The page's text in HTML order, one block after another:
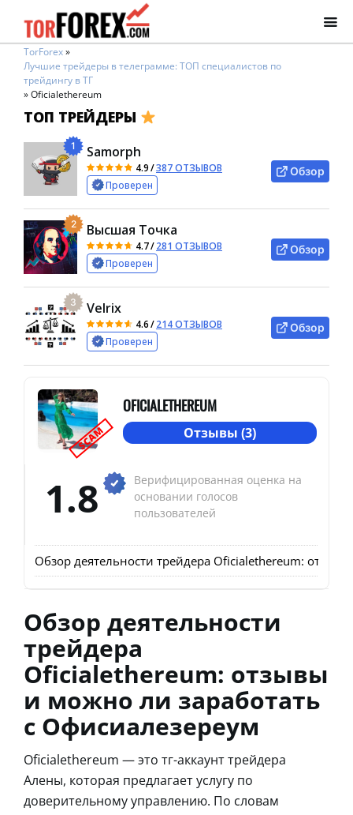
TorForex»
Лучшие трейдеры в телеграмме: ТОП специалистов по
трейдингу в ТГ
»Oficialethereum
ТОП ТРЕЙДЕРЫ
1 Samorph
4.9/387 ОТЗЫВОВ
Проверен
Обзор
2 Высшая Точка
4.7/281 ОТЗЫВОВ
Проверен
Обзор
3 Velrix
4.6/214 ОТЗЫВОВ
Проверен
Обзор
SCAM
OFICIALETHEREUM
Отзывы (3)
1.8
Верифицированная оценка на
основании голосов
пользователей
Обзор деятельности трейдера Oficialethereum:
Обзор деятельности
трейдера
Oficialethereum: отзывы
и можно ли заработать
с Офисиалезереум
Oficialethereum — это тг-аккаунт трейдера
Алены, которая предлагает услугу по
доверительному управлению. По словам